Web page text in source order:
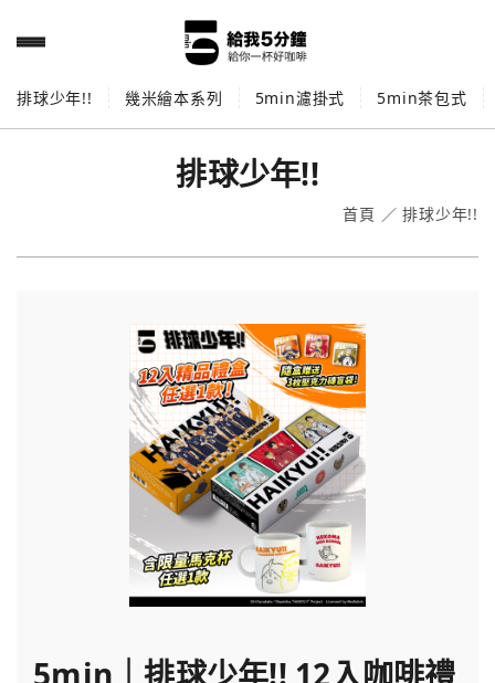
排球少年!! 幾米繪本系列 5min濾掛式 5min茶包式
排球少年!!
首頁 ／排球少年!!
5min｜排球少年!! 12入咖啡禮